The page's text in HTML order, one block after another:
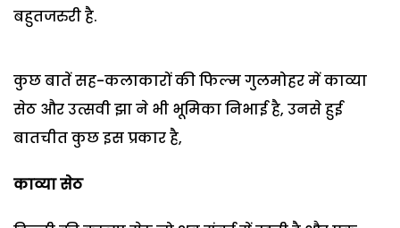
बहुतजरुरी है.
कुछ बातें सह-कलाकारों की फिल्म गुलमोहर में काव्या
सेठ और उत्सवी झा ने भी भूमिका निभाई है, उनसे हुई
बातचीत कुछ इस प्रकार है,
काव्या सेठ